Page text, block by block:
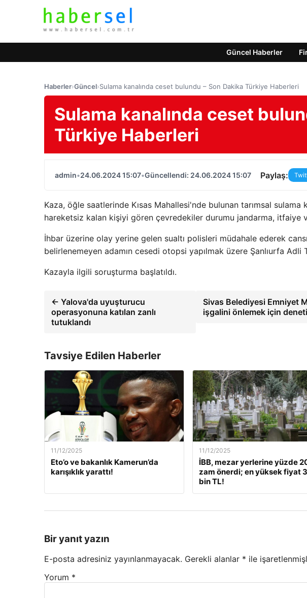
Güncel Haberler
Haberler›Güncel›Sulama kanalında ceset bulundu – Son Dakika Türkiye Haberleri
Sulama kanalında ceset
Türkiye Haberleri
admin•24.06.2024 15:07•Güncellendi: 24.06.2024 15:07 Paylaş:
Kaza, öğle saatlerinde Kısas Mahallesi'nde bulunan tarımsal
hareketsiz kalan kişiyi gören çevredekiler durumu jandarma, itfaiye
İhbar üzerine olay yerine gelen sualtı polisleri müdahale ederek
belirlenemeyen adamın cesedi otopsi yapılmak üzere Şanlıurfa Adli
Kazayla ilgili soruşturma başlatıldı.
← Yalova'da uyuşturucu
operasyonuna katılan zanlı
tutuklandı
Sivas Belediyesi Emniyet
işgalini önlemek için
Tavsiye Edilen Haberler
11/12/2025
Eto’o ve bakanlık Kamerun’da
karışıklık yarattı!
11/12/2025
İBB, mezar yerlerine yüzde
zam önerdi; en yüksek fiyat
bin TL!
Bir yanıt yazın
E-posta adresiniz yayınlanmayacak. Gerekli alanlar * ile
Yorum *